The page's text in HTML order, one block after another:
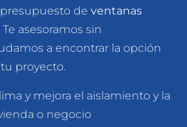
de ventanas
Te asesoramos sin
a encontrar la opción
proyecto.
y mejora el aislamiento y la
o negocio